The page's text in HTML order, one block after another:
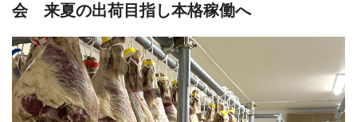
会 来夏の出荷目指し本格稼働へ